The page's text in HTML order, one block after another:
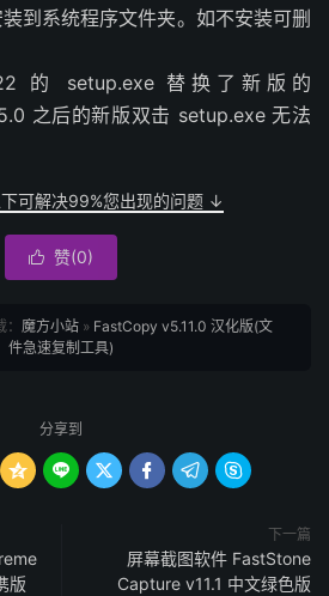
到系统程序文件夹。如不安装可删
的 setup.exe 替换了新版的
之后的新版双击 setup.exe 无法
下可解决99%您出现的问题 ↓
 赞(0)
魔方小站 » FastCopy v5.11.0 汉化版(文
件急速复制工具)
分享到
     
版
下一篇
屏幕截图软件 FastStone
Capture v11.1 中文绿色版